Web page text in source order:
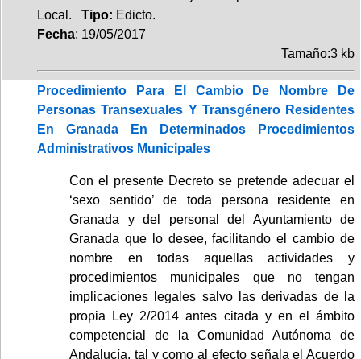
Local. Tipo: Edicto.
Fecha: 19/05/2017
Tamaño:3 kb
Procedimiento Para El Cambio De Nombre De
Personas Transexuales Y Transgénero Residentes
En Granada En Determinados Procedimientos
Administrativos Municipales
Con el presente Decreto se pretende adecuar el
‘sexo sentido’ de toda persona residente en
Granada y del personal del Ayuntamiento de
Granada que lo desee, facilitando el cambio de
nombre en todas aquellas actividades y
procedimientos municipales que no tengan
implicaciones legales salvo las derivadas de la
propia Ley 2/2014 antes citada y en el ámbito
competencial de la Comunidad Autónoma de
Andalucía, tal y como al efecto señala el Acuerdo